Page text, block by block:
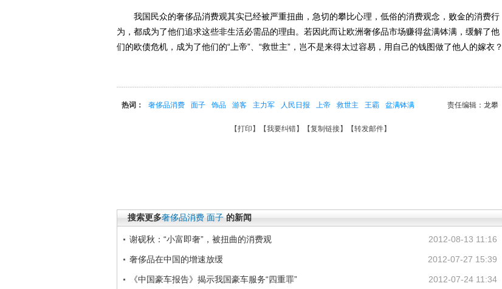
我国民众的奢侈品消费观其实已经被严重扭曲，急切的攀比心理，低俗的消费观念，败金的消费行
为，都成为了他们追求这些非生活必需品的理由。若因此而让欧洲奢侈品市场赚得盆满钵满，缓解了他
们的欧债危机，成为了他们的“上帝”、“救世主”，岂不是来得太过容易，用自己的钱图做了他人的嫁衣？
责任编辑：龙攀
热词： 奢侈品消费 面子 饰品 游客 主力军 人民日报 上帝 救世主 王霸 盆满钵满
【打印 】【我要纠错】【复制链接】【转发邮件】
搜索更多奢侈品消费 面子 的新闻
2012-08-13 11:16
谢砚秋：“小富即奢”，被扭曲的消费观
2012-07-27 15:39
奢侈品在中国的增速放缓
2012-07-24 11:34
《中国豪车报告》揭示我国豪车服务“四重罪”